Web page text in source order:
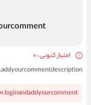
امتیاز کنونی : 0